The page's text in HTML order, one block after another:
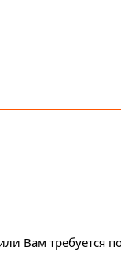
Вам требуется